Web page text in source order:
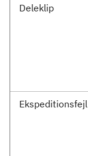
Deleklip
Ekspeditionsfejl